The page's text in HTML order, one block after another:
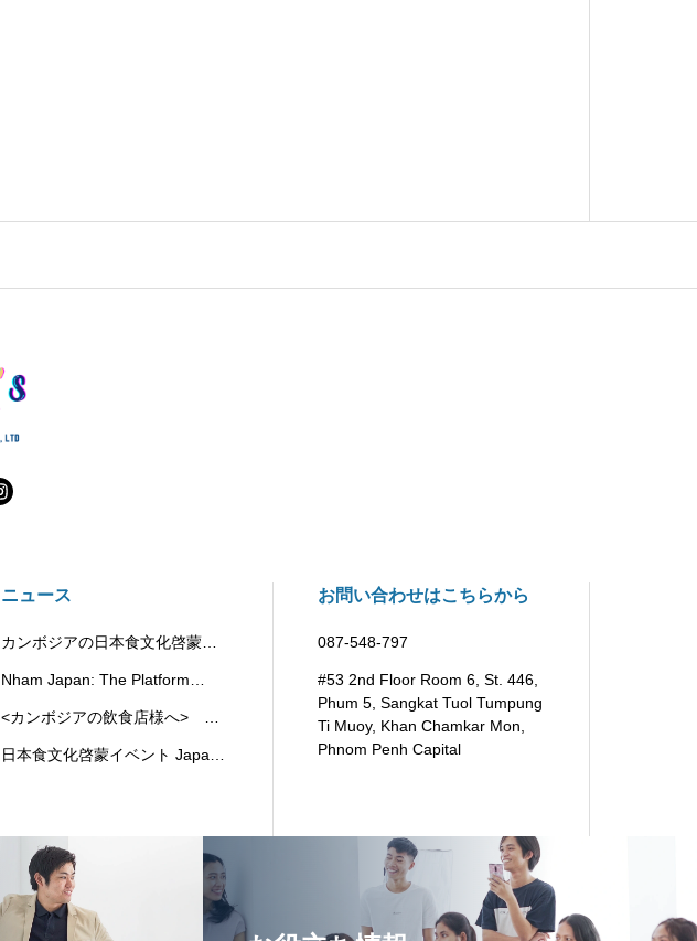
ニュース
カンボジアの日本食文化啓蒙プ
Nham Japan: The Platform
Culture in Cambodia
<カンボジアの飲食店様へ>
用調味料・豆乳製品の提供を開
日本食文化啓蒙イベント Japan
お問い合わせはこちらから
087-548-797
#53 2nd Floor Room 6, St. 446,
Phum 5, Sangkat Tuol Tumpung
Ti Muoy, Khan Chamkar Mon,
Phnom Penh Capital